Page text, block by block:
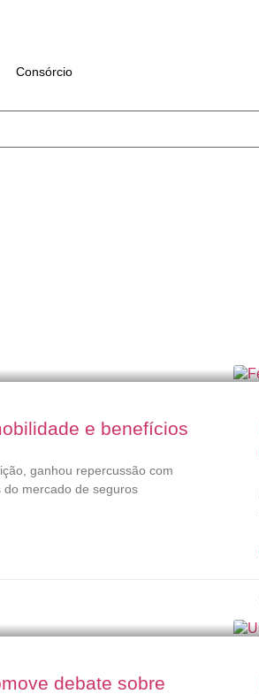
Consórcio
e benefícios
ganhou repercussão com
mercado de seguros
debate sobre